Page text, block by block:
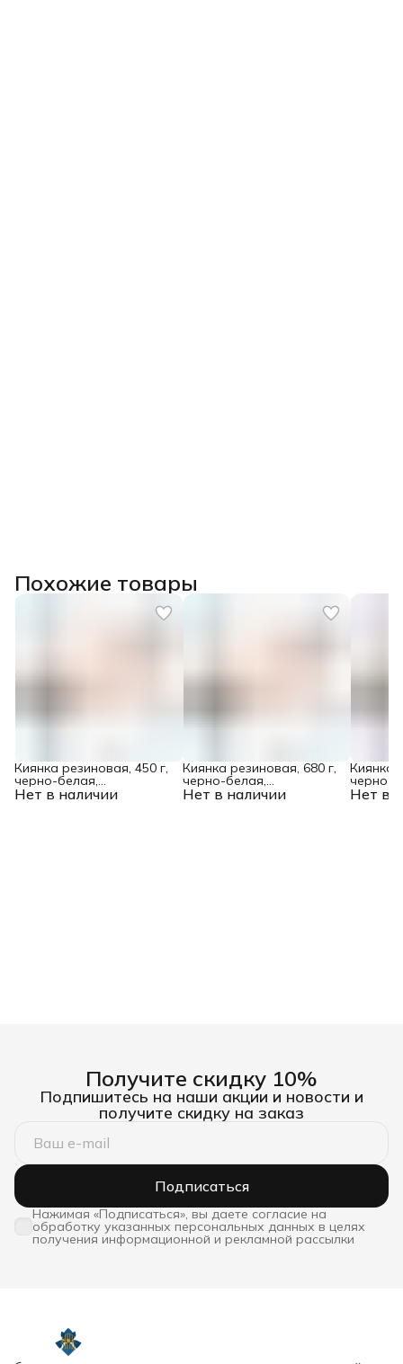
Похожие товары
Нет в наличии
Киянка резиновая, 450 г,
черно-белая,
фибергласовая рукоятка Нет в наличии
Киянка резиновая, 680 г,
черно-белая,
фибергласовая рукоятка Нет в
Киянка
черно-
Получите скидку 10%
Подпишитесь на наши акции и новости и
получите скидку на заказ
Подписаться
Нажимая «Подписаться», вы даете согласие на
обработку указанных персональных данных в целях
получения информационной и рекламной рассылки